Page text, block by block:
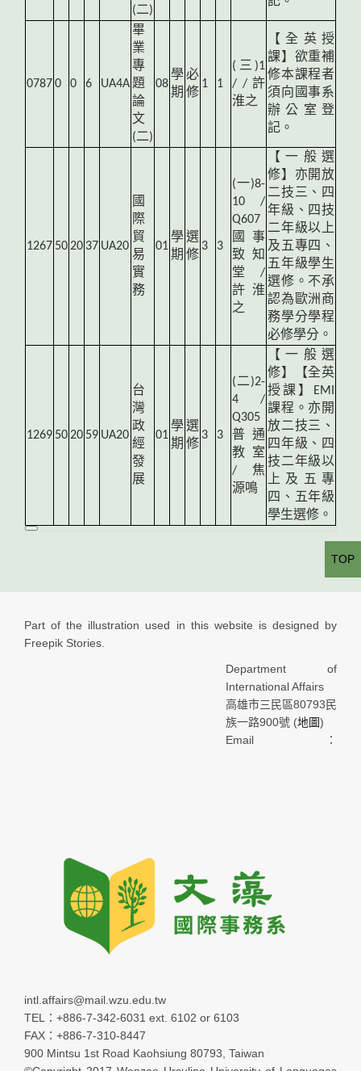
(二)
07870 0 6 UA4A
畢
業
專
題
論
文
(二)
08
學
期
必
修
1 1
( 三)1
/ / 許
淮之
【全英授
課】欲重補
修本課程者
須向國事系
辦公室登
記。
1267 5020 37 UA20
國
際
貿
易
實
務
01
學
期
選
修
3 3
(一)8-
10 /
Q607
國事
致知
堂 /
許淮
之
【一般選
修】亦開放
二技三、四
年級、四技
二年級以上
及五專四、
五年級學生
選修。不承
認為歐洲商
務學分學程
必修學分。
1269 5020 59 UA20
台
灣
政
經
發
展
01
學
期
選
修
3 3
(二)2-
4 /
Q305
普通
教室
/ 焦
源鳴
【一般選
修】【全英
授課】EMI
課程。亦開
放二技三、
四年級、四
技二年級以
上及五專
四、五年級
學生選修。
Part of the illustration used in this website is designed by
Freepik Stories.
Department of
International Affairs
高雄市三民區80793民
族一路900號 (地圖)
Email：
intl.affairs@mail.wzu.edu.tw
TEL：+886-7-342-6031 ext. 6102 or 6103
FAX：+886-7-310-8447
900 Mintsu 1st Road Kaohsiung 80793, Taiwan
TOP